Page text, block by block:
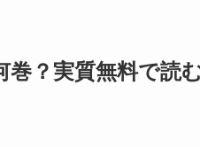
巻？実質無料で読